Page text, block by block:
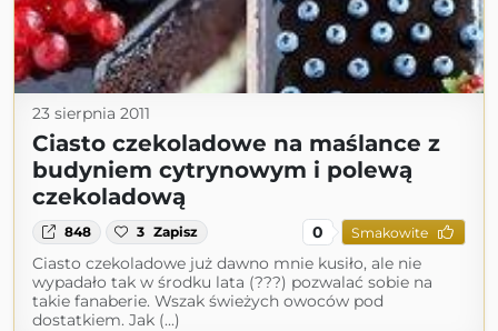
23 sierpnia 2011
Ciasto czekoladowe na maślance z
budyniem cytrynowym i polewą
czekoladową
848 3 Zapisz 0 Smakowite
Ciasto czekoladowe już dawno mnie kusiło, ale nie
wypadało tak w środku lata (???) pozwalać sobie na
takie fanaberie. Wszak świeżych owoców pod
dostatkiem. Jak (...)